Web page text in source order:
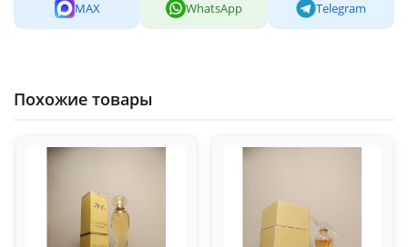
MAX WhatsApp Telegram
Похожие товары